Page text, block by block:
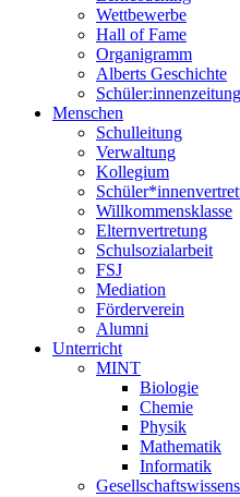
Wettbewerbe
Hall of Fame
Organigramm
Alberts Geschichte
Schüler:innenzeitung
Menschen
Schulleitung
Verwaltung
Kollegium
Willkommensklasse
Elternvertretung
Schulsozialarbeit
FSJ
Mediation
Förderverein
Alumni
Unterricht
MINT
Biologie
Chemie
Physik
Mathematik
Informatik